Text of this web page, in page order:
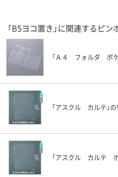
「B5ヨコ置き」に関連するピ
「Ａ４ フォルダ ポケ
「アスクル カルテ」
「アスクル カルテ